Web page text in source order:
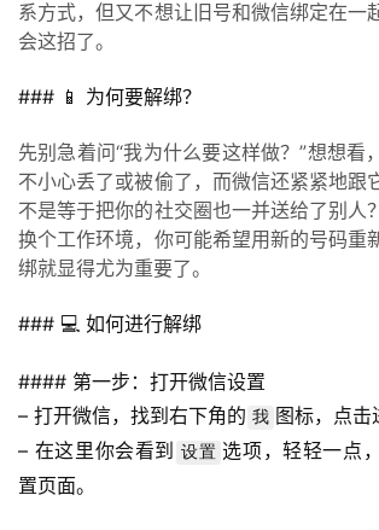
系方式，但又不想让旧号和微信绑定在一
会这招了。
### 📱 为何要解绑？
先别急着问“我为什么要这样做？”想想看
不小心丢了或被偷了，而微信还紧紧地跟
不是等于把你的社交圈也一并送给了别人
换个工作环境，你可能希望用新的号码重
绑就显得尤为重要了。
### 💻 如何进行解绑
#### 第一步：打开微信设置
– 打开微信，找到右下角的 我 图标，点击
– 在这里你会看到
设置 选项，轻轻一点
置页面。